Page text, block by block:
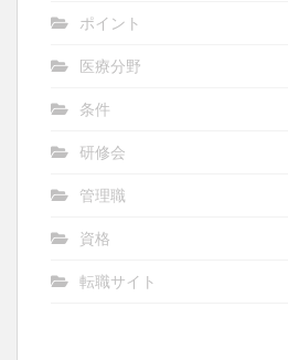
ポイント
医療分野
条件
研修会
管理職
資格
転職サイト